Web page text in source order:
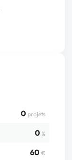
0 projets
0 %
60 €